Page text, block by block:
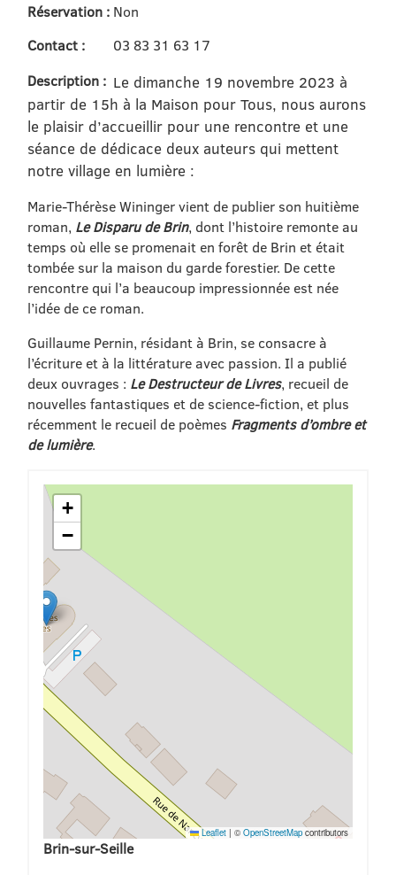
Réservation : Non
Contact :
03 83 31 63 17
Description : Le dimanche 19 novembre 2023 à
partir de 15h à la Maison pour Tous, nous aurons
le plaisir d’accueillir pour une rencontre et une
séance de dédicace deux auteurs qui mettent
notre village en lumière :
Marie-Thérèse Wininger vient de publier son huitième
roman, Le Disparu de Brin, dont l’histoire remonte au
temps où elle se promenait en forêt de Brin et était
tombée sur la maison du garde forestier. De cette
rencontre qui l’a beaucoup impressionnée est née
l’idée de ce roman.
Guillaume Pernin, résidant à Brin, se consacre à
l’écriture et à la littérature avec passion. Il a publié
deux ouvrages : Le Destructeur de Livres, recueil de
nouvelles fantastiques et de science-fiction, et plus
récemment le recueil de poèmes Fragments d’ombre et
de lumière.
+
−
Leaflet | ©OpenStreetMap contributors
Brin-sur-Seille